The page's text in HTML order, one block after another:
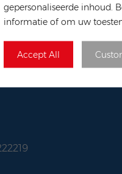
gepersonaliseerde inhoud.
informatie of om uw
Accept All